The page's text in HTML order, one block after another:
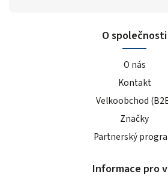
O společnosti
O nás
Kontakt
Velkoobchod
Značky
Partnerský
Informace pro